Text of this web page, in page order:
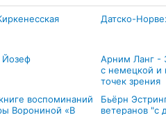
Датско-
Йозеф
Арним Ланг -
с немецкой и
точек зрения
воспоминаний
Ворониной «В
Бьёрн
ветеранов "с